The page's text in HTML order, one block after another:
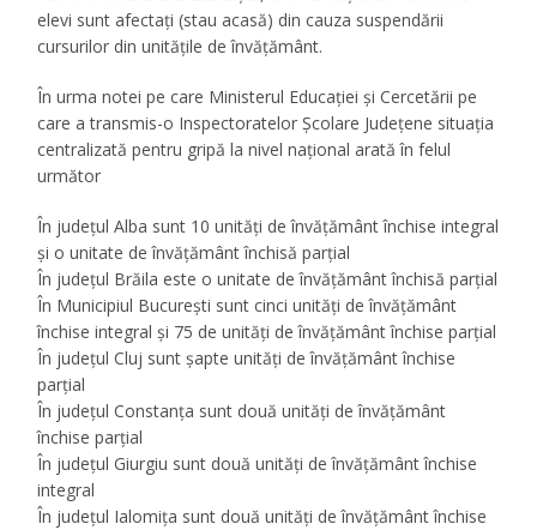
elevi sunt afectați (stau acasă) din cauza suspendării
cursurilor din unitățile de învățământ.
În urma notei pe care Ministerul Educației și Cercetării pe
care a transmis-o Inspectoratelor Școlare Județene situația
centralizată pentru gripă la nivel național arată în felul
următor
În județul Alba sunt 10 unități de învățământ închise integral
și o unitate de învățământ închisă parțial
În județul Brăila este o unitate de învățământ închisă parțial
În Municipiul București sunt cinci unități de învățământ
închise integral și 75 de unități de învățământ închise parțial
În județul Cluj sunt șapte unități de învățământ închise
parțial
În județul Constanța sunt două unități de învățământ
închise parțial
În județul Giurgiu sunt două unități de învățământ închise
integral
În județul Ialomița sunt două unități de învățământ închise